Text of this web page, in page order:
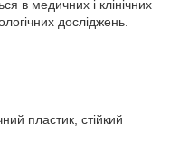
в медичних і клінічних
досліджень.
пластик, стійкий